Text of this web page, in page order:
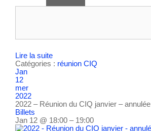
Lire la suite
Catégories : réunion CIQ
Jan
12
mer
2022
2022 – Réunion du CIQ janvier – annulée
Billets
Jan 12 @ 18:00 – 19:00